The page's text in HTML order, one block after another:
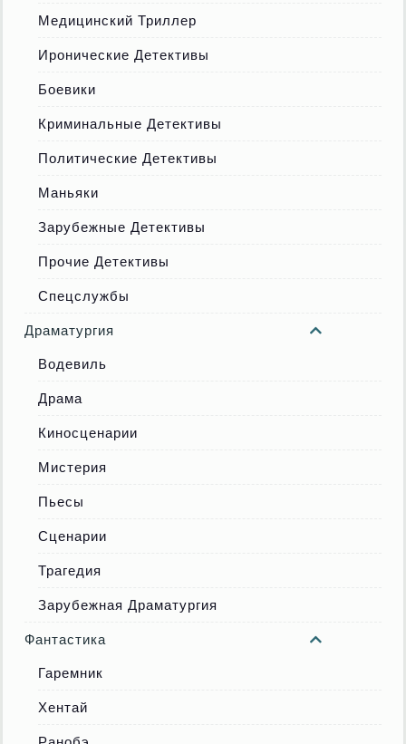
Медицинский Триллер
Иронические Детективы
Боевики
Криминальные Детективы
Политические Детективы
Маньяки
Зарубежные Детективы
Прочие Детективы
Спецслужбы
Драматургия
Водевиль
Драма
Киносценарии
Мистерия
Пьесы
Сценарии
Трагедия
Зарубежная Драматургия
Фантастика
Гаремник
Хентай